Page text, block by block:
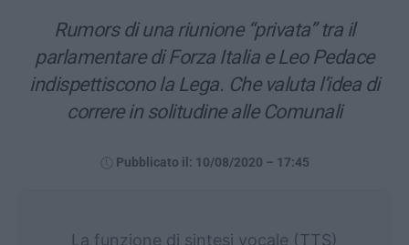
Rumors di una riunione “privata” tra il
parlamentare di Forza Italia e Leo Pedace
indispettiscono la Lega. Che valuta l’idea di
correre in solitudine alle Comunali
Pubblicato il: 10/08/2020 – 17:45
La funzione di sintesi vocale (TTS)